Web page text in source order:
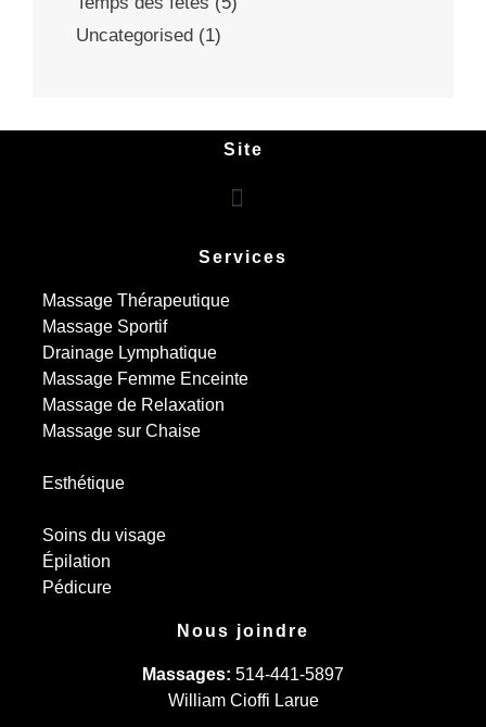
Uncategorised (1)
Site
Services
Massage Thérapeutique
Massage Sportif
Drainage Lymphatique
Massage Femme Enceinte
Massage de Relaxation
Massage sur Chaise
Esthétique
Soins du visage
Épilation
Pédicure
Nous joindre
Massages: 514-441-5897
William Cioffi Larue